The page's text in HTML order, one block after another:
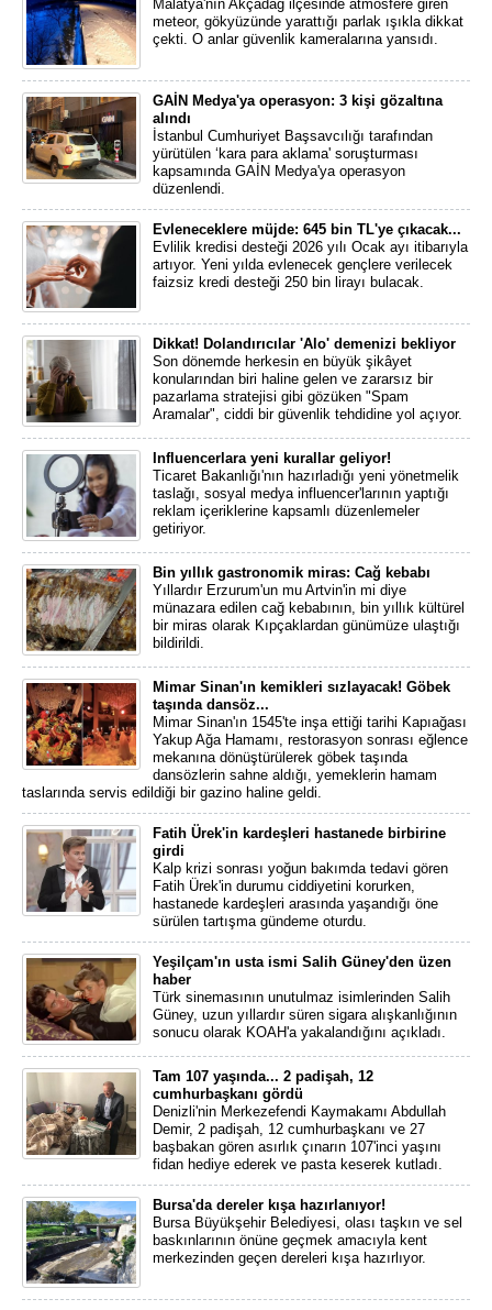
Malatya'nın Akçadağ ilçesinde atmosfere giren
meteor, gökyüzünde yarattığı parlak ışıkla dikkat
çekti. O anlar güvenlik kameralarına yansıdı.
GAİN Medya'ya operasyon: 3 kişi gözaltına
alındı
İstanbul Cumhuriyet Başsavcılığı tarafından
yürütülen ‘kara para aklama' soruşturması
kapsamında GAİN Medya'ya operasyon
düzenlendi.
Evleneceklere müjde: 645 bin TL'ye çıkacak...
Evlilik kredisi desteği 2026 yılı Ocak ayı itibarıyla
artıyor. Yeni yılda evlenecek gençlere verilecek
faizsiz kredi desteği 250 bin lirayı bulacak.
Dikkat! Dolandırıcılar 'Alo' demenizi bekliyor
Son dönemde herkesin en büyük şikâyet
konularından biri haline gelen ve zararsız bir
pazarlama stratejisi gibi gözüken "Spam
Aramalar", ciddi bir güvenlik tehdidine yol açıyor.
Influencerlara yeni kurallar geliyor!
Ticaret Bakanlığı'nın hazırladığı yeni yönetmelik
taslağı, sosyal medya influencer'larının yaptığı
reklam içeriklerine kapsamlı düzenlemeler
getiriyor.
Bin yıllık gastronomik miras: Cağ kebabı
Yıllardır Erzurum'un mu Artvin'in mi diye
münazara edilen cağ kebabının, bin yıllık kültürel
bir miras olarak Kıpçaklardan günümüze ulaştığı
bildirildi.
Mimar Sinan'ın kemikleri sızlayacak! Göbek
taşında dansöz...
Mimar Sinan'ın 1545'te inşa ettiği tarihi Kapıağası
Yakup Ağa Hamamı, restorasyon sonrası eğlence
mekanına dönüştürülerek göbek taşında
dansözlerin sahne aldığı, yemeklerin hamam
taslarında servis edildiği bir gazino haline geldi.
Fatih Ürek'in kardeşleri hastanede birbirine
girdi
Kalp krizi sonrası yoğun bakımda tedavi gören
Fatih Ürek'in durumu ciddiyetini korurken,
hastanede kardeşleri arasında yaşandığı öne
sürülen tartışma gündeme oturdu.
Yeşilçam'ın usta ismi Salih Güney'den üzen
haber
Türk sinemasının unutulmaz isimlerinden Salih
Güney, uzun yıllardır süren sigara alışkanlığının
sonucu olarak KOAH'a yakalandığını açıkladı.
Tam 107 yaşında... 2 padişah, 12
cumhurbaşkanı gördü
Denizli'nin Merkezefendi Kaymakamı Abdullah
Demir, 2 padişah, 12 cumhurbaşkanı ve 27
başbakan gören asırlık çınarın 107'inci yaşını
fidan hediye ederek ve pasta keserek kutladı.
Bursa'da dereler kışa hazırlanıyor!
Bursa Büyükşehir Belediyesi, olası taşkın ve sel
baskınlarının önüne geçmek amacıyla kent
merkezinden geçen dereleri kışa hazırlıyor.